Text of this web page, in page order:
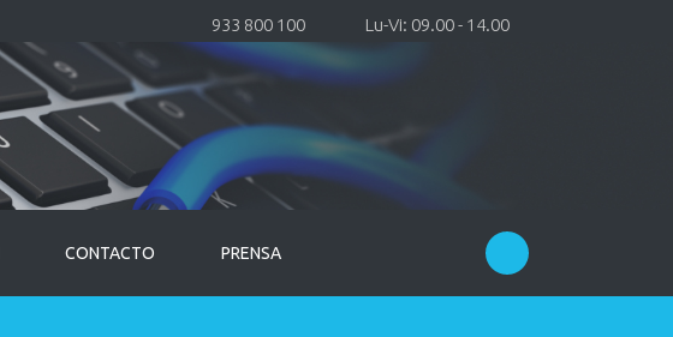
933 800 100 Lu-Vi: 09.00 - 14.00
CONTACTO PRENSA